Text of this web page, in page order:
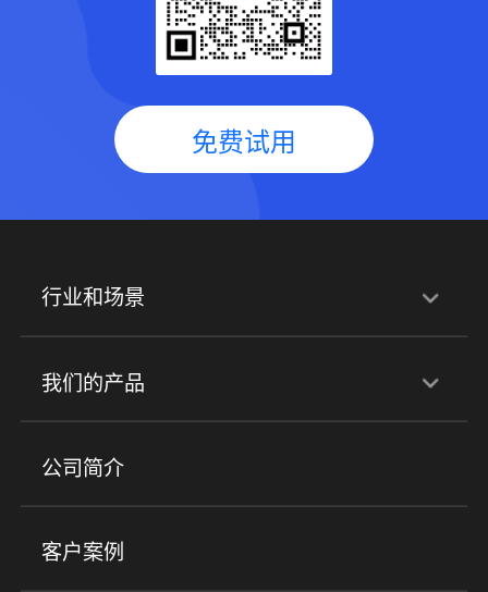
免费试用
行业和场景
行业解决方案
培训机构 职业技能培训 兴趣培训
金融行业
我们的产品
产品
小程序商城 ERP 企微SCRM
社群圈子
公司简介
客户案例